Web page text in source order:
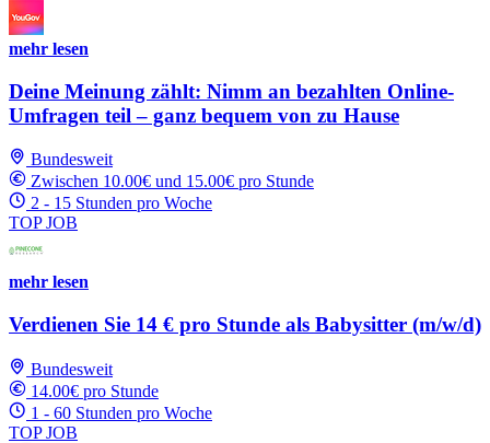
mehr lesen
Deine Meinung zählt: Nimm an bezahlten Online-
Umfragen teil – ganz bequem von zu Hause
Bundesweit
Zwischen 10.00€ und 15.00€ pro Stunde
2 - 15 Stunden pro Woche
TOP JOB
mehr lesen
Verdienen Sie 14 € pro Stunde als Babysitter (m/w/d)
Bundesweit
14.00€ pro Stunde
1 - 60 Stunden pro Woche
TOP JOB